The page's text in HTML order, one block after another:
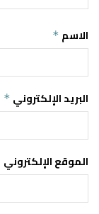
الاسم *
البريد الإلكتروني *
الموقع الإلكتروني